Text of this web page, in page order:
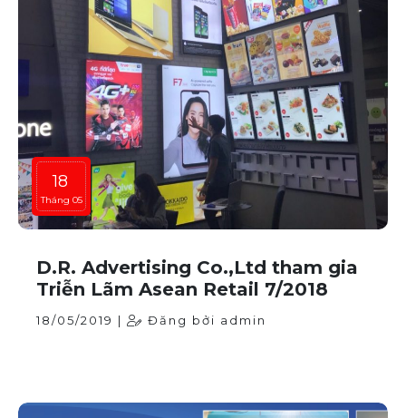
18
Tháng 05
D.R. Advertising Co.,Ltd tham gia
Triễn Lãm Asean Retail 7/2018
18/05/2019 | Đăng bởi admin